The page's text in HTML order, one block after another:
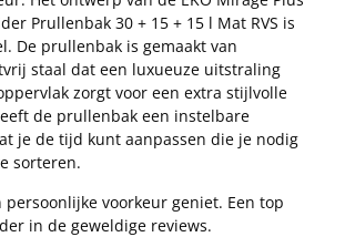
Prullenbak 30 + 15 + 15 l Mat RVS is
De prullenbak is gemaakt van
staal dat een luxueuze uitstraling
zorgt voor een extra stijlvolle
de prullenbak een instelbare
je de tijd kunt aanpassen die je nodig
sorteren.
voorkeur geniet. Een top
in de geweldige reviews.